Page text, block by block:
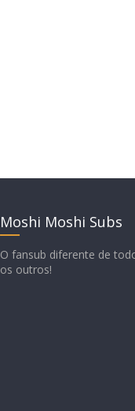
Moshi Moshi Subs
O fansub diferente de
os outros!